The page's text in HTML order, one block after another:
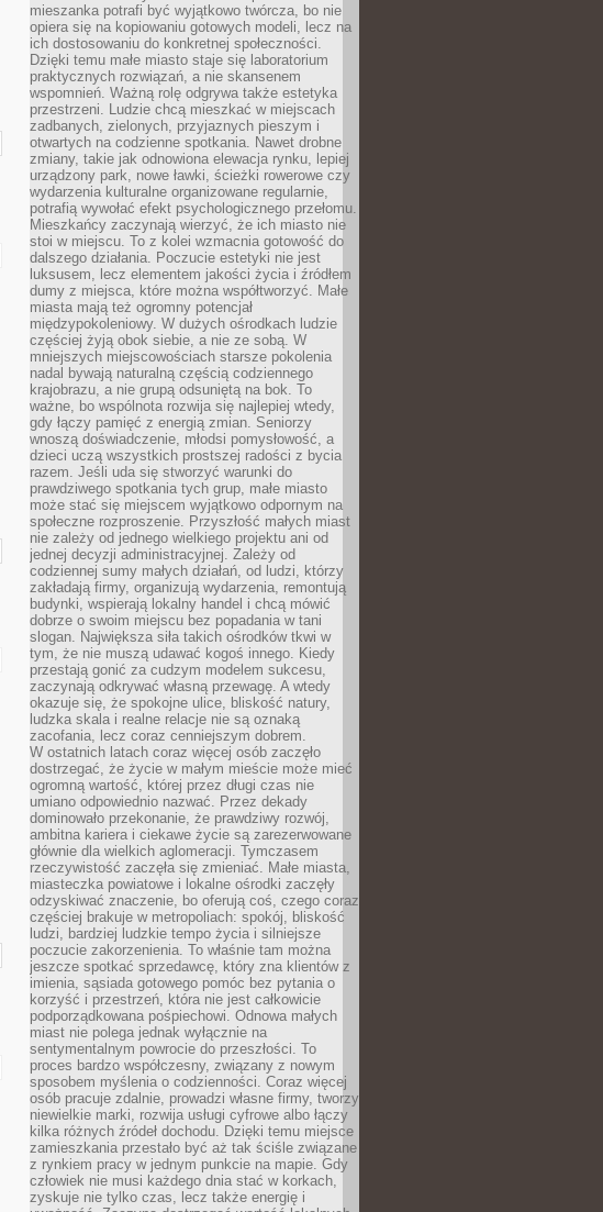
mieszanka potrafi być wyjątkowo twórcza, bo nie
opiera się na kopiowaniu gotowych modeli, lecz na
ich dostosowaniu do konkretnej społeczności.
Dzięki temu małe miasto staje się laboratorium
praktycznych rozwiązań, a nie skansenem
wspomnień. Ważną rolę odgrywa także estetyka
przestrzeni. Ludzie chcą mieszkać w miejscach
zadbanych, zielonych, przyjaznych pieszym i
otwartych na codzienne spotkania. Nawet drobne
zmiany, takie jak odnowiona elewacja rynku, lepiej
urządzony park, nowe ławki, ścieżki rowerowe czy
wydarzenia kulturalne organizowane regularnie,
potrafią wywołać efekt psychologicznego przełomu.
Mieszkańcy zaczynają wierzyć, że ich miasto nie
stoi w miejscu. To z kolei wzmacnia gotowość do
dalszego działania. Poczucie estetyki nie jest
luksusem, lecz elementem jakości życia i źródłem
dumy z miejsca, które można współtworzyć. Małe
miasta mają też ogromny potencjał
międzypokoleniowy. W dużych ośrodkach ludzie
częściej żyją obok siebie, a nie ze sobą. W
mniejszych miejscowościach starsze pokolenia
nadal bywają naturalną częścią codziennego
krajobrazu, a nie grupą odsuniętą na bok. To
ważne, bo wspólnota rozwija się najlepiej wtedy,
gdy łączy pamięć z energią zmian. Seniorzy
wnoszą doświadczenie, młodsi pomysłowość, a
dzieci uczą wszystkich prostszej radości z bycia
razem. Jeśli uda się stworzyć warunki do
prawdziwego spotkania tych grup, małe miasto
może stać się miejscem wyjątkowo odpornym na
społeczne rozproszenie. Przyszłość małych miast
nie zależy od jednego wielkiego projektu ani od
jednej decyzji administracyjnej. Zależy od
codziennej sumy małych działań, od ludzi, którzy
zakładają firmy, organizują wydarzenia, remontują
budynki, wspierają lokalny handel i chcą mówić
dobrze o swoim miejscu bez popadania w tani
slogan. Największa siła takich ośrodków tkwi w
tym, że nie muszą udawać kogoś innego. Kiedy
przestają gonić za cudzym modelem sukcesu,
zaczynają odkrywać własną przewagę. A wtedy
okazuje się, że spokojne ulice, bliskość natury,
ludzka skala i realne relacje nie są oznaką
zacofania, lecz coraz cenniejszym dobrem.
W ostatnich latach coraz więcej osób zaczęło
dostrzegać, że życie w małym mieście może mieć
ogromną wartość, której przez długi czas nie
umiano odpowiednio nazwać. Przez dekady
dominowało przekonanie, że prawdziwy rozwój,
ambitna kariera i ciekawe życie są zarezerwowane
głównie dla wielkich aglomeracji. Tymczasem
rzeczywistość zaczęła się zmieniać. Małe miasta,
miasteczka powiatowe i lokalne ośrodki zaczęły
odzyskiwać znaczenie, bo oferują coś, czego coraz
częściej brakuje w metropoliach: spokój, bliskość
ludzi, bardziej ludzkie tempo życia i silniejsze
poczucie zakorzenienia. To właśnie tam można
jeszcze spotkać sprzedawcę, który zna klientów z
imienia, sąsiada gotowego pomóc bez pytania o
korzyść i przestrzeń, która nie jest całkowicie
podporządkowana pośpiechowi. Odnowa małych
miast nie polega jednak wyłącznie na
sentymentalnym powrocie do przeszłości. To
proces bardzo współczesny, związany z nowym
sposobem myślenia o codzienności. Coraz więcej
osób pracuje zdalnie, prowadzi własne firmy, tworzy
niewielkie marki, rozwija usługi cyfrowe albo łączy
kilka różnych źródeł dochodu. Dzięki temu miejsce
zamieszkania przestało być aż tak ściśle związane
z rynkiem pracy w jednym punkcie na mapie. Gdy
człowiek nie musi każdego dnia stać w korkach,
zyskuje nie tylko czas, lecz także energię i